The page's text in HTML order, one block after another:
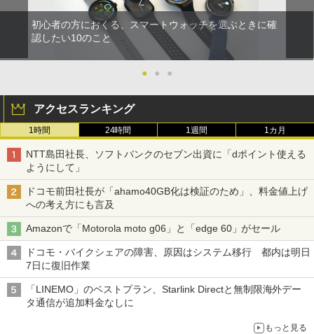
初心者の方におくる、スマートウォッチを選ぶときに確
認したい10のこと
● ● ●
アクセスランキング
1時間 24時間 1週間 1カ月
NTT島田社長、ソフトバンクのセブン出資に「dポイント使える
ようにして」
ドコモ前田社長が「ahamo40GB化は検証のため」、料金値上げ
への考え方にも言及
Amazonで「Motorola moto g06」と「edge 60」がセール
ドコモ・バイクシェアの障害、原因はシステム移行 都内は明日
7日に復旧作業
「LINEMO」のベストプラン、Starlink Directと無制限海外デー
タ通信が追加料金なしに
もっと見る